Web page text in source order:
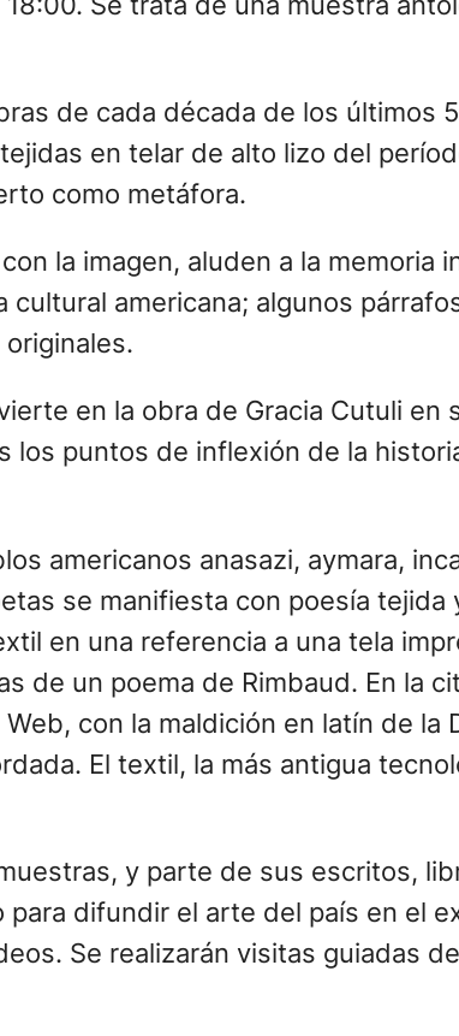
de cada década de los últimos
en telar de alto lizo del
como metáfora.
la imagen, aluden a la memoria
americana; algunos
en la obra de Gracia Cutuli en
puntos de inflexión de la
americanos anasazi, aymara,
se manifiesta con poesía
en una referencia a una tela
un poema de Rimbaud. En la
con la maldición en latín de la
El textil, la más antigua
y parte de sus escritos,
difundir el arte del país en el
Se realizarán visitas guiadas